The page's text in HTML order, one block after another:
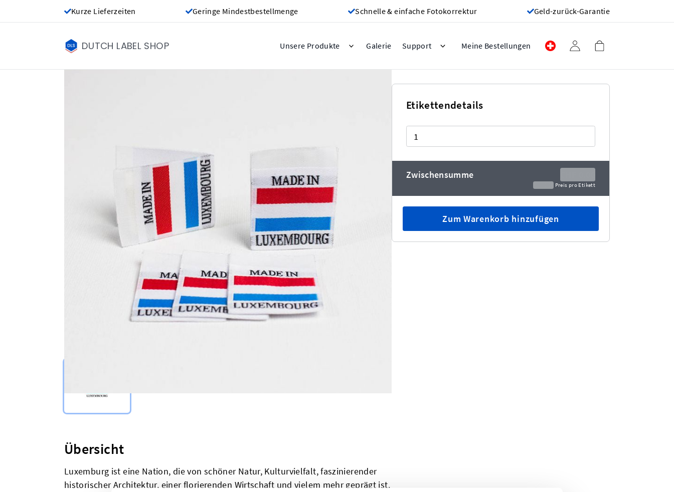
Kurze Lieferzeiten Geringe Mindestbestellmenge Schnelle & einfache Fotokorrektur Geld-zurück-Garantie
DUTCH LABEL SHOP Unsere Produkte Galerie Support Meine Bestellungen
Übersicht
Luxemburg ist eine Nation, die von schöner Natur, Kulturvielfalt, faszinierender
historischer Architektur, einer florierenden Wirtschaft und vielem mehr geprägt ist.
Etikettendetails
Menge
Zwischensumme
Preis pro Etikett
Zum Warenkorb hinzufügen